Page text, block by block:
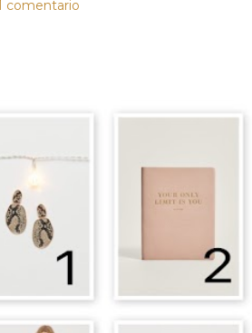
comentario